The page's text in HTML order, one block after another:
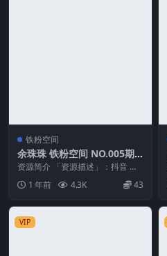
铁粉空间
余珠珠 铁粉空间 NO.005期
最新至：2025.2.25
资源简介 「资源描述」：抖音 余
珠珠 铁粉空间 NO.005期 【24P】
最新至...
1 年前 4.3K 43
VIP